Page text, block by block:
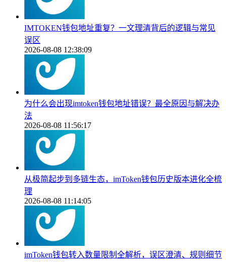
IMTOKEN钱包地址重复？一文理清背后的逻辑与常见
误区
2026-08-08 12:38:09
为什么会出现imtoken钱包地址错误？最全原因与解决办
法
2026-08-08 11:56:17
从极简起步到多链生态，imToken钱包历史版本进化全梳
理
2026-08-08 11:14:05
imToken钱包转入数量限制全解析，误区澄清、规则细节